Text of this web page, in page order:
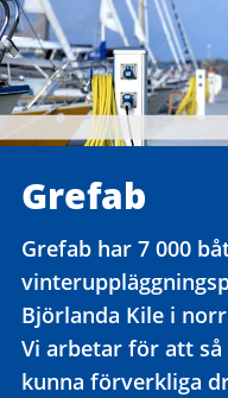
Grefab
Grefab har 7 000
Björlanda Kile i
Vi arbetar för att
kunna förverkliga